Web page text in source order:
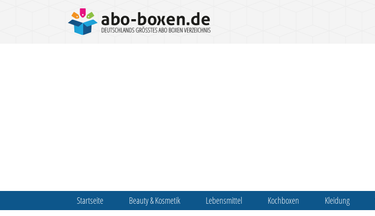
Startseite Beauty & Kosmetik Lebensmittel Kochboxen Kleidung